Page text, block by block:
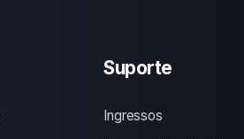
Suporte
Ingressos